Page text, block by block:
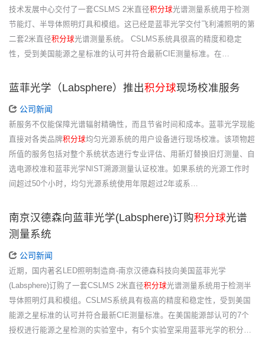
技术发展中心交付了一套CSLMS 2米直径积分球光谱测量系统用于检测
节能灯、半导体照明灯具和模组。这已经是蓝菲光学交付飞利浦照明的第
二套2米直径积分球光谱测量系统。 CSLMS系统具很高的精度和稳定
性，受到美国能源之星标准的认可并符合最新CIE测量标准。在…
蓝菲光学（Labsphere）推出积分球现场校准服务
公司新闻
新服务不仅能保障光谱辐射精确性，而且节省时间和成本。蓝菲光学现能
直接对各类品牌积分球均匀光源系统的用户设备进行现场校准。该项物超
所值的服务包括对整个系统状态进行专业评估、用新灯替换旧灯测量、自
选电源校准和蓝菲光学NIST溯源测量认证校准。如果系统的光源工作时
间超过50个小时，均匀光源系统使用年限超过2年或系…
南京汉德森向蓝菲光学(Labsphere)订购积分球光谱
测量系统
公司新闻
近期，国内著名LED照明制造商-南京汉德森科技向美国蓝菲光学
(Labsphere)订购了一套CSLMS 2米直径积分球光谱测量系统用于检测半
导体照明灯具和模组。CSLMS系统具有极高的精度和稳定性，受到美国
能源之星标准的认可并符合最新CIE测量标准。在美国能源部认可的7个
授权进行能源之星检测的实验室中，有5个实验室采用蓝菲光学的积分…